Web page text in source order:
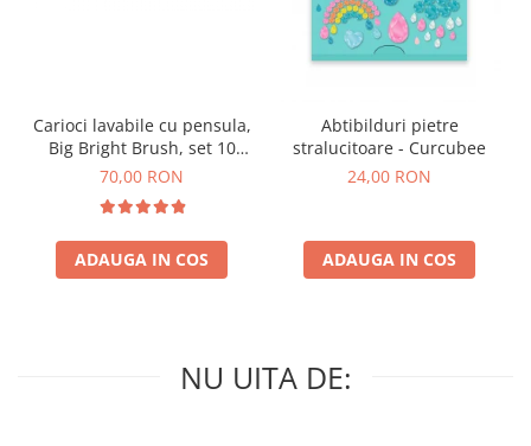
Carioci lavabile cu pensula,
Big Bright Brush, set 10
culori
70,00 RON
ADAUGA IN COS
Abtibilduri pietre
stralucitoare - Curcubee
24,00 RON
ADAUGA IN COS
NU UITA DE: